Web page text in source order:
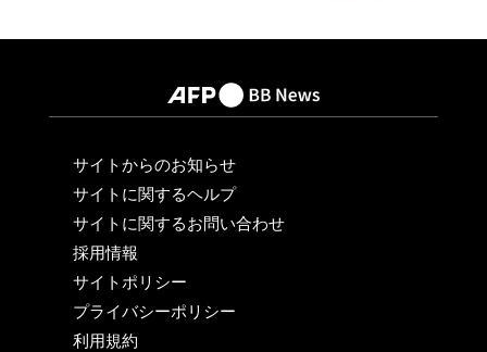
サイトからのお知らせ
サイトに関するヘルプ
サイトに関するお問い合わせ
採用情報
サイトポリシー
プライバシーポリシー
利用規約